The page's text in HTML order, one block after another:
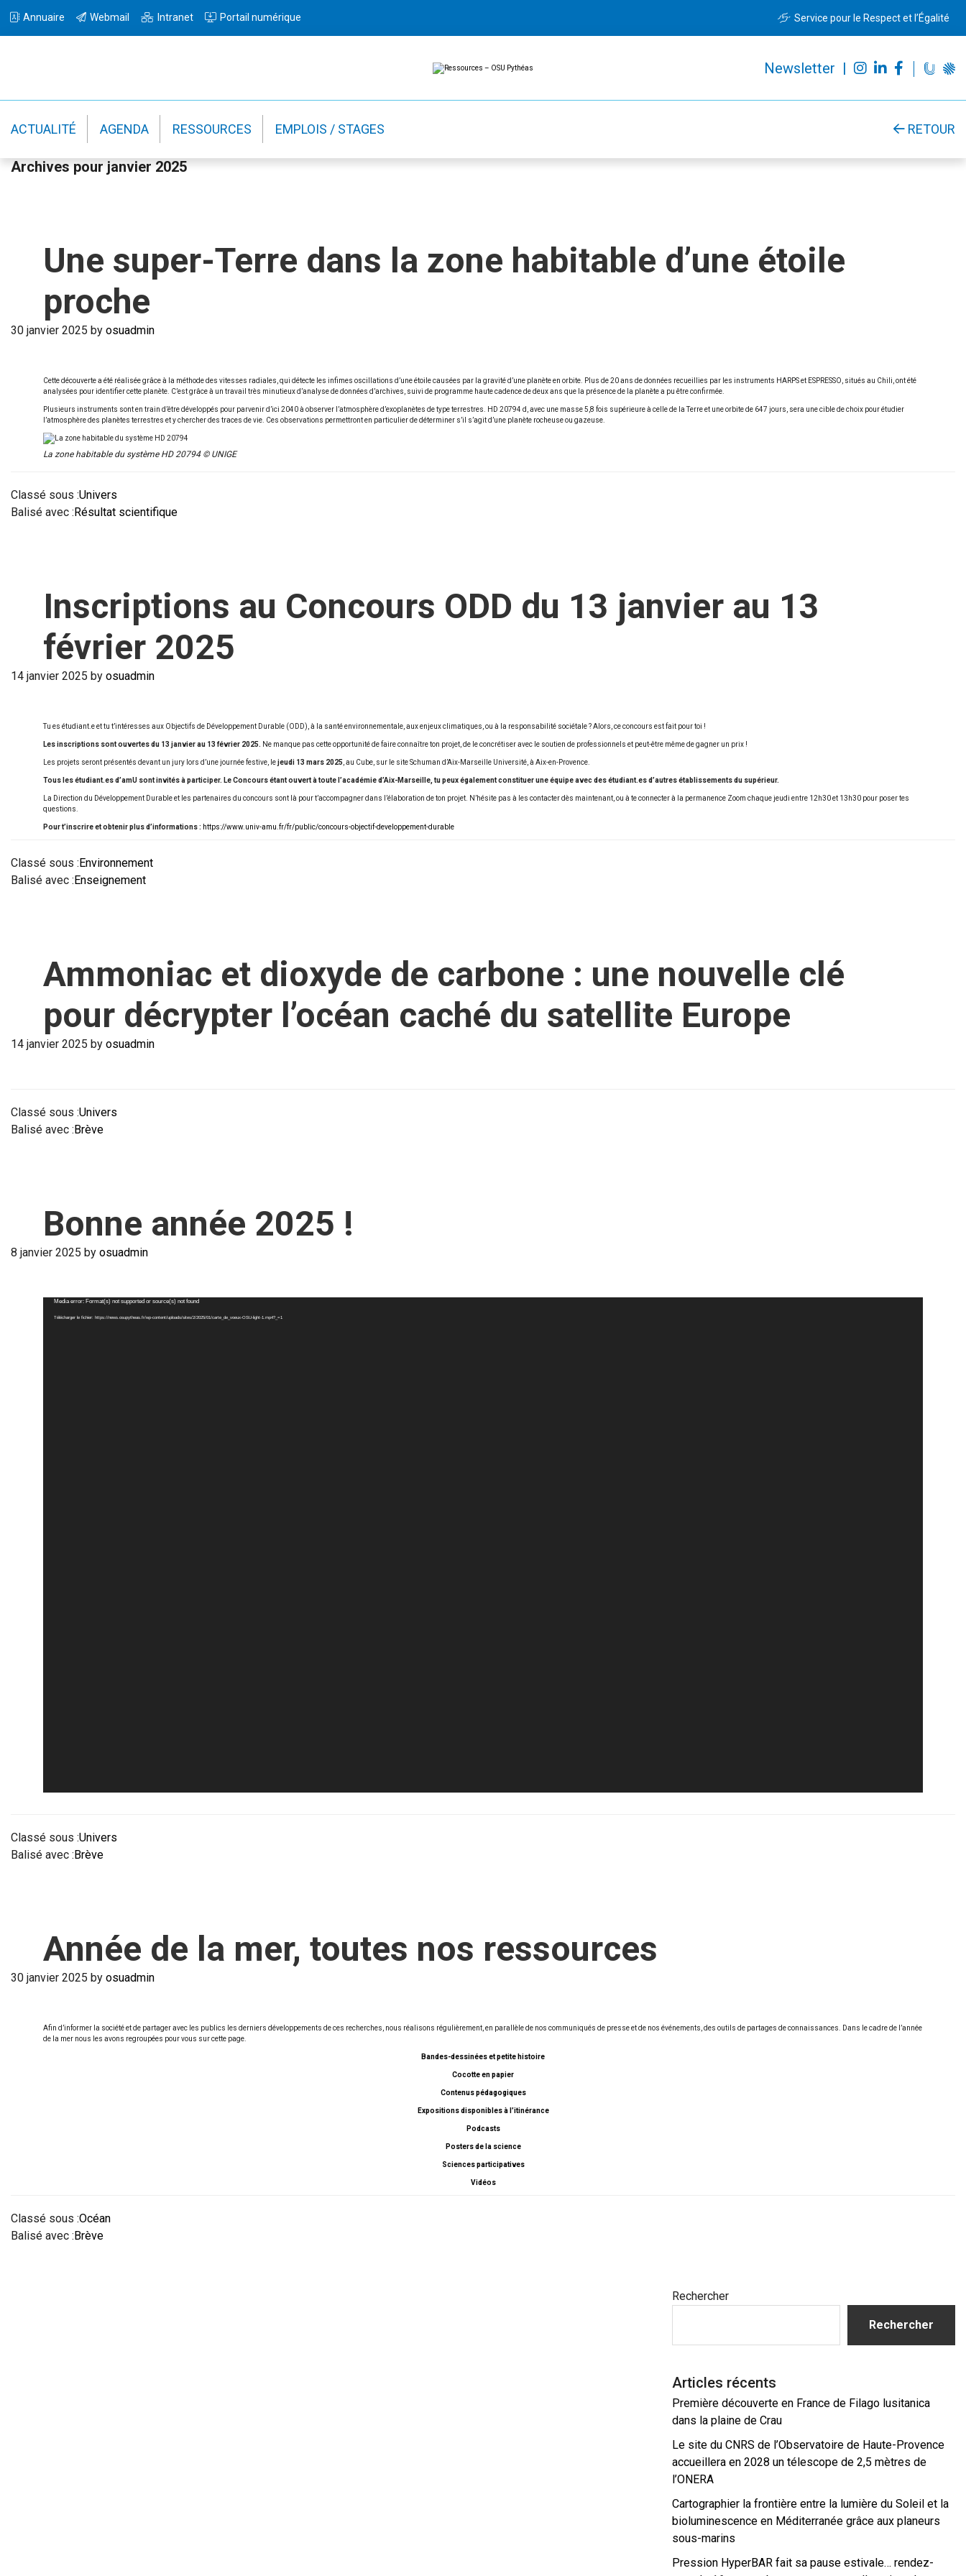
à
navigation
au
principal
à
barre
Annuaire Webmail Intranet Portail numérique Service pour le Respect et l’Égalité
Newsletter |
Ressources
OSU
Ressources
ACTUALITÉ AGENDA RESSOURCES EMPLOIS / STAGES RETOUR
Archives pour janvier 2025
Une super-Terre dans la zone habitable d’une étoile
proche
30 janvier 2025 by osuadmin
Cette découverte a été réalisée grâce à la méthode des vitesses radiales, qui détecte les infimes oscillations d’une étoile causées par la gravité d’une planète en orbite. Plus de 20 ans de données recueillies par les instruments HARPS et ESPRESSO, situés au Chili, ont été
analysées pour identifier cette planète. C’est grâce à un travail très minutieux d’analyse de données d’archives, suivi de programme haute cadence de deux ans que la présence de la planète a pu être confirmée.
Plusieurs instruments sont en train d’être développés pour parvenir d’ici 2040 à observer l’atmosphère d’exoplanètes de type terrestres. HD 20794 d, avec une masse 5,8 fois supérieure à celle de la Terre et une orbite de 647 jours, sera une cible de choix pour étudier
l’atmosphère des planètes terrestres et y chercher des traces de vie. Ces observations permettront en particulier de déterminer s’il s’agit d’une planète rocheuse ou gazeuse.
La zone habitable du système HD 20794 © UNIGE
Classé sous :Univers
Balisé avec : Résultat scientifique
Inscriptions au Concours ODD du 13 janvier au 13
février 2025
14 janvier 2025 by osuadmin
Tu es étudiant.e et tu t’intéresses aux Objectifs de Développement Durable (ODD), à la santé environnementale, aux enjeux climatiques, ou à la responsabilité sociétale ? Alors, ce concours est fait pour toi !
Les inscriptions sont ouvertes du 13 janvier au 13 février 2025. Ne manque pas cette opportunité de faire connaître ton projet, de le concrétiser avec le soutien de professionnels et peut-être même de gagner un prix !
Les projets seront présentés devant un jury lors d’une journée festive, lejeudi 13 mars 2025, au Cube, sur le site Schuman d’Aix-Marseille Université, à Aix-en-Provence.
Tous les étudiant.es d’amU sont invités à participer. Le Concours étant ouvert à toute l’académie d’Aix-Marseille, tu peux également constituer une équipe avec des étudiant.es d’autres établissements du supérieur.
La Direction du Développement Durable et les partenaires du concours sont là pour t’accompagner dans l’élaboration de ton projet. N’hésite pas à les contacter dès maintenant, ou à te connecter à la permanence Zoom chaque jeudi entre 12h30 et 13h30 pour poser tes
questions.
Pour t’inscrire et obtenir plus d’informations : https://www.univ-amu.fr/fr/public/concours-objectif-developpement-durable
Classé sous : Environnement
Balisé avec : Enseignement
Ammoniac et dioxyde de carbone : une nouvelle clé
pour décrypter l’océan caché du satellite Europe
14 janvier 2025 by osuadmin
Classé sous :Univers
Balisé avec : Brève
Bonne année 2025 !
8 janvier 2025 by osuadmin
Lecteur
Media error: Format(s) not supported or source(s) not found
Télécharger le fichier: https://news.osupytheas.fr/wp-content/uploads/sites/2/2025/01/carte_de_voeux-OSU-light-1.mp4?_=1
Classé sous :Univers
Balisé avec :Brève
Année de la mer, toutes nos ressources
30 janvier 2025 by osuadmin
Afin d’informer la société et de partager avec les publics les derniers développements de ces recherches, nous réalisons régulièrement, en parallèle de nos communiqués de presse et de nos événements, des outils de partages de connaissances. Dans le cadre de l’année
de la mer nous les avons regroupées pour vous sur cette page.
Bandes-dessinées et petite histoire
Cocotte en papier
Contenus pédagogiques
Expositions disponibles à l’itinérance
Podcasts
Posters de la science
Sciences participatives
Vidéos
Classé sous :Océan
Balisé avec :Brève
Barre
Rechercher
Rechercher
Articles récents
Première découverte en France de Filago lusitanica
dans la plaine de Crau
Le site du CNRS de l’Observatoire de Haute-Provence
accueillera en 2028 un télescope de 2,5 mètres de
l’ONERA
Cartographier la frontière entre la lumière du Soleil et la
bioluminescence en Méditerranée grâce aux planeurs
sous-marins
Pression HyperBAR fait sa pause estivale… rendez-